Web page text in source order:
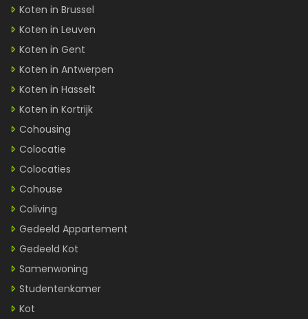
Koten in Brussel
Koten in Leuven
Koten in Gent
Koten in Antwerpen
Koten in Hasselt
Koten in Kortrijk
Cohousing
Colocatie
Colocaties
Cohouse
Coliving
Gedeeld Appartement
Gedeeld Kot
Samenwoning
Studentenkamer
Kot